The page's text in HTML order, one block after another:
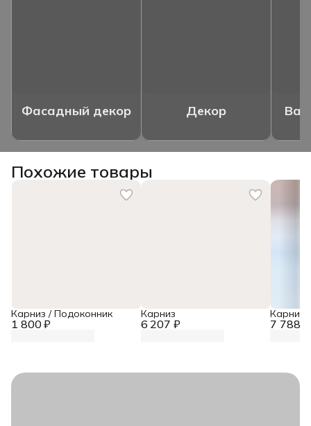
Фасадный декор Декор
Похожие товары
1 800 ₽
Карниз / Подоконник
6 207 ₽
Карниз
7 788 ₽
Карниз